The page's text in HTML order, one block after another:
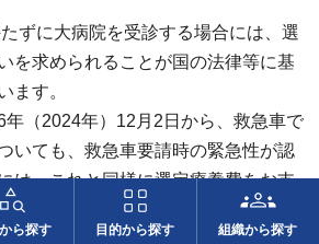
ら探す 目的から探す 組織から探す
ずに大病院を受診する場合には、選
を求められることが国の法律等に基
ます。
年（2024年）12月2日から、救急車で
いても、救急車要請時の緊急性が認
は、これと同様に選定療養費をお支
。